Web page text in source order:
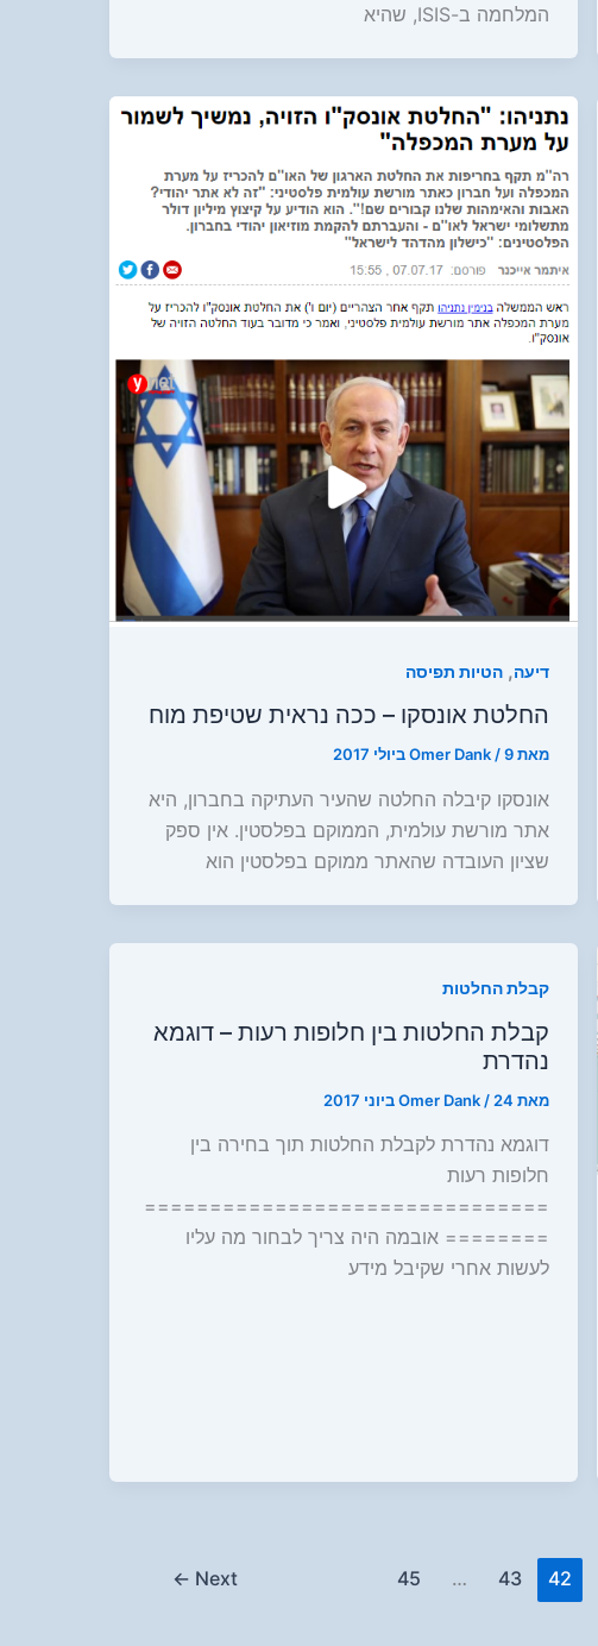
המלחמה ב-ISIS, שהיא
דיעה, הטיות תפיסה
החלטת אונסקו – ככה נראית שטיפת מוח
מאת Omer Dank/9 ביולי 2017
אונסקו קיבלה החלטה שהעיר העתיקה בחברון, היא
אתר מורשת עולמית, הממוקם בפלסטין. אין ספק
שציון העובדה שהאתר ממוקם בפלסטין הוא
קבלת החלטות
קבלת החלטות בין חלופות רעות – דוגמא
נהדרת
מאת Omer Dank / 24 ביוני 2017
דוגמא נהדרת לקבלת החלטות תוך בחירה בין
חלופות רעות
===============================
======== אובמה היה צריך לבחור מה עליו
לעשות אחרי שקיבל מידע
42
43
…
45
Next
←